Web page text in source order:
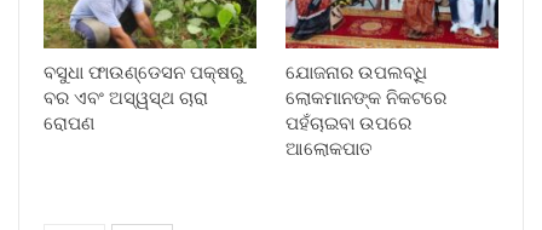
ବସୁଧା ଫାଉଣ୍ଡେସନ ପକ୍ଷରୁ
ବର ଏବଂ ଅସ୍ୱସ୍ଥ ଚାରା
ରୋପଣ
ଯୋଜନାର ଉପଲବ୍ଧି
ଲୋକମାନଙ୍କ ନିକଟରେ
ପହଁଚାଇବା ଉପରେ
ଆଲୋକପାତ